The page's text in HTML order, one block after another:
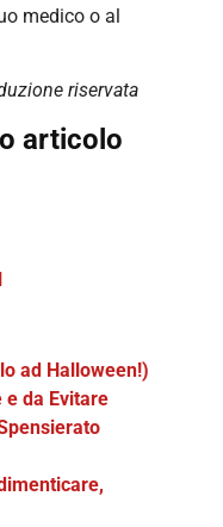
medico o al
riservata
articolo
ad Halloween!)
e da Evitare